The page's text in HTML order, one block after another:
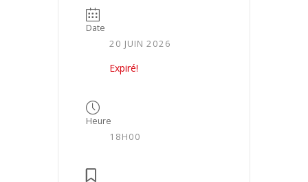
Date
20 JUIN 2026
Expiré!
Heure
18H00